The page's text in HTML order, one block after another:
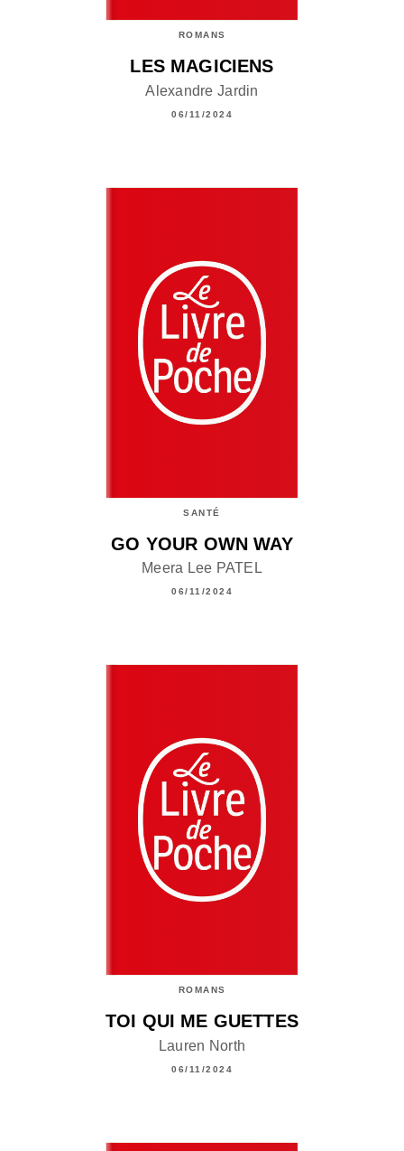
ROMANS
LES MAGICIENS
Alexandre Jardin
06/11/2024
SANTÉ
GO YOUR OWN WAY
Meera Lee PATEL
06/11/2024
ROMANS
TOI QUI ME GUETTES
Lauren North
06/11/2024